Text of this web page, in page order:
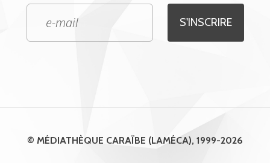
© MÉDIATHÈQUE CARAÏBE (LAMÉCA), 1999-2026